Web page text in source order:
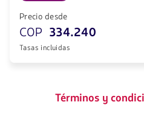
Precio desde
COP 334.240
Tasas incluidas
Términos y